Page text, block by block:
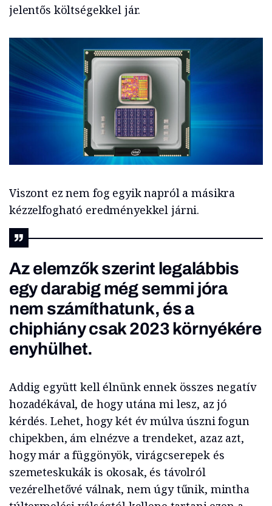
jelentős költségekkel jár.
Viszont ez nem fog egyik napról a másikra
kézzelfogható eredményekkel járni.
Az elemzők szerint legalábbis
egy darabig még semmi jóra
nem számíthatunk, és a
chiphiány csak 2023 környékére
enyhülhet.
Addig együtt kell élnünk ennek összes negatív
hozadékával, de hogy utána mi lesz, az jó
kérdés. Lehet, hogy két év múlva úszni fogun
chipekben, ám elnézve a trendeket, azaz azt,
hogy már a függönyök, virágcserepek és
szemeteskukák is okosak, és távolról
vezérelhetővé válnak, nem úgy tűnik, mintha